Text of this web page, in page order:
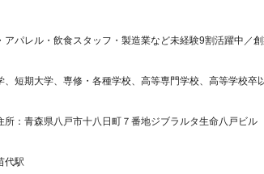
アパレル・飲食スタッフ・製造業など未経験9割活躍中／
、短期大学、専修・各種学校、高等専門学校、高等学校卒
所：青森県八戸市十八日町７番地ジブラルタ生命八戸ビ
代駅